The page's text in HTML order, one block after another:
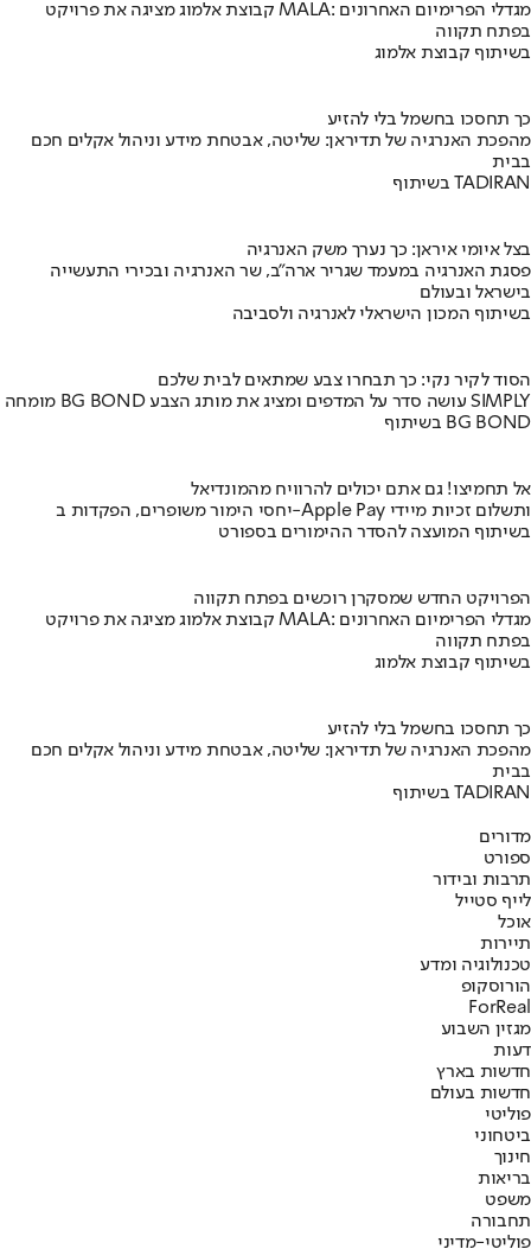
קבוצת אלמוג מציגה את פרויקט MALA: מגדלי הפרימיום האחרונים
בפתח תקווה
בשיתוף קבוצת אלמוג
כך תחסכו בחשמל בלי להזיע
מהפכת האנרגיה של תדיראן: שליטה, אבטחת מידע וניהול אקלים חכם
בבית
בשיתוף TADIRAN
בצל איומי איראן: כך נערך משק האנרגיה
פסגת האנרגיה במעמד שגריר ארה"ב, שר האנרגיה ובכירי התעשייה
בישראל ובעולם
בשיתוף המכון הישראלי לאנרגיה ולסביבה
הסוד לקיר נקי: כך תבחרו צבע שמתאים לבית שלכם
מומחה BG BOND עושה סדר על המדפים ומציג את מותג הצבע SIMPLY
בשיתוף BG BOND
אל תחמיצו! גם אתם יכולים להרוויח מהמונדיאל
יחסי הימור משופרים, הפקדות ב-Apple Pay ותשלום זכיות מיידי
בשיתוף המועצה להסדר ההימורים בספורט
הפרויקט החדש שמסקרן רוכשים בפתח תקווה
קבוצת אלמוג מציגה את פרויקט MALA: מגדלי הפרימיום האחרונים
בפתח תקווה
בשיתוף קבוצת אלמוג
כך תחסכו בחשמל בלי להזיע
מהפכת האנרגיה של תדיראן: שליטה, אבטחת מידע וניהול אקלים חכם
בבית
בשיתוף TADIRAN
מדורים
ספורט
תרבות ובידור
לייף סטייל
אוכל
תיירות
טכנולוגיה ומדע
הורוסקופ
ForReal
מגזין השבוע
דעות
חדשות בארץ
חדשות בעולם
פוליטי
ביטחוני
חינוך
בריאות
משפט
תחבורה
פוליטי-מדיני